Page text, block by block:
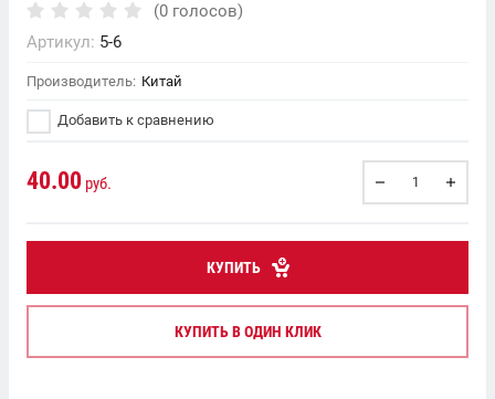
(0 голосов)
Артикул: 5-6
Производитель: Китай
Добавить к сравнению
40.00 руб.
КУПИТЬ
КУПИТЬ В ОДИН КЛИК